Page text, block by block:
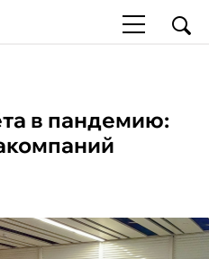
в пандемию: